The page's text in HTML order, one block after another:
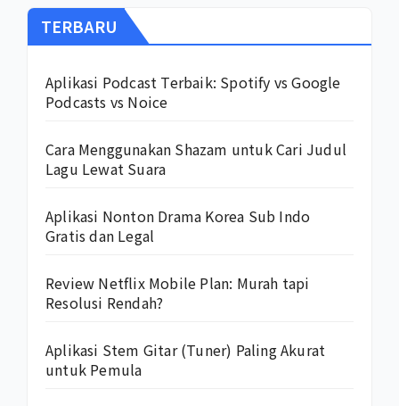
TERBARU
Aplikasi Podcast Terbaik: Spotify vs Google
Podcasts vs Noice
Cara Menggunakan Shazam untuk Cari Judul
Lagu Lewat Suara
Aplikasi Nonton Drama Korea Sub Indo
Gratis dan Legal
Review Netflix Mobile Plan: Murah tapi
Resolusi Rendah?
Aplikasi Stem Gitar (Tuner) Paling Akurat
untuk Pemula